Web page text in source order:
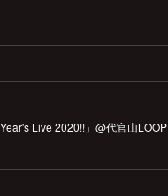
Live 2020!!」@代官山LOOP